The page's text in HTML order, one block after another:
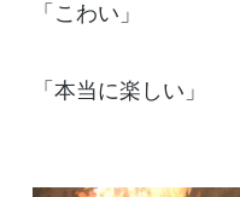
「こわい」
「本当に楽しい」